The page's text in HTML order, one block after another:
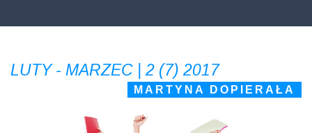
LUTY - MARZEC | 2 (7) 2017
MARTYNA DOPIERAŁA